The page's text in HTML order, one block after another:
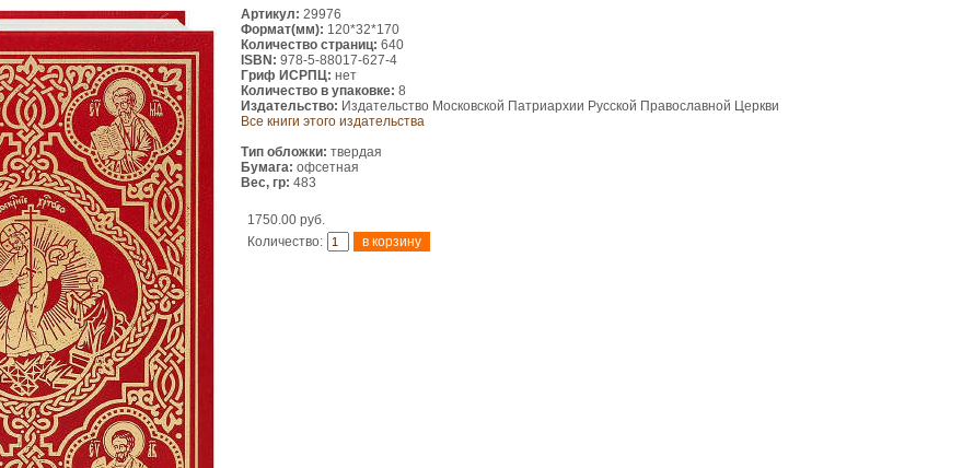
Артикул: 29976
Формат(мм): 120*32*170
Количество страниц: 640
ISBN: 978-5-88017-627-4
Гриф ИСРПЦ: нет
Количество в упаковке: 8
Издательство: Издательство Московской Патриархии Русской Православной Церкви
Все книги этого издательства
Тип обложки: твердая
Бумага: офсетная
Вес, гр: 483
1750.00 руб.
Количество: